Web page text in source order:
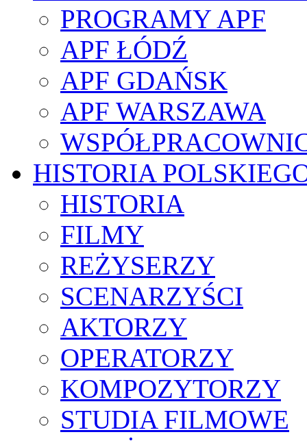
PROGRAMY APF
APF ŁÓDŹ
APF GDAŃSK
APF WARSZAWA
HISTORIA
HISTORIA
FILMY
REŻYSERZY
SCENARZYŚCI
AKTORZY
OPERATORZY
KOMPOZYTORZY
STUDIA FILMOWE